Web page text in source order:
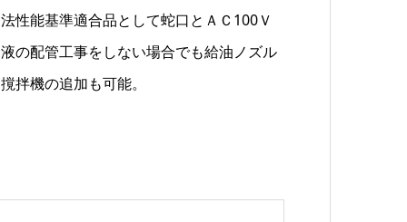
性能基準適合品として蛇口とＡＣ100Ｖ
の配管工事をしない場合でも給油ノズル
拌機の追加も可能。